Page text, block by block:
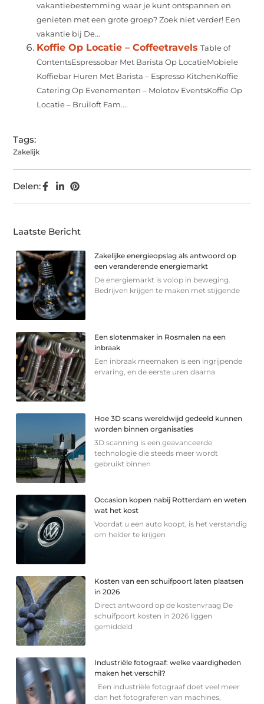
vakantiebestemming waar je kunt ontspannen en
genieten met een grote groep? Zoek niet verder! Een
vakantie bij De...
Koffie Op Locatie – Coffeetravels Table of
ContentsEspressobar Met Barista Op LocatieMobiele
Koffiebar Huren Met Barista – Espresso KitchenKoffie
Catering Op Evenementen – Molotov EventsKoffie Op
Locatie – Bruiloft Fam....
Tags:
Zakelijk
Delen:
Laatste Bericht
Zakelijke energieopslag als antwoord op
een veranderende energiemarkt
De energiemarkt is volop in beweging.
Bedrijven krijgen te maken met stijgende
Een slotenmaker in Rosmalen na een
inbraak
Een inbraak meemaken is een ingrijpende
ervaring, en de eerste uren daarna
Hoe 3D scans wereldwijd gedeeld kunnen
worden binnen organisaties
3D scanning is een geavanceerde
technologie die steeds meer wordt
gebruikt binnen
Occasion kopen nabij Rotterdam en weten
wat het kost
Voordat u een auto koopt, is het verstandig
om helder te krijgen
Kosten van een schuifpoort laten plaatsen
in 2026
Direct antwoord op de kostenvraag De
schuifpoort kosten in 2026 liggen
gemiddeld
Industriële fotograaf: welke vaardigheden
maken het verschil?
Een industriële fotograaf doet veel meer
dan het fotograferen van machines,